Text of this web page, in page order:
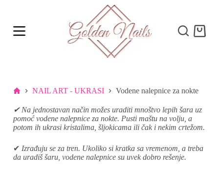
p
PočetnaNAIL ART - UKRASI Vodene nalepnice za nokte
✔ Na jednostavan način možes uraditi mnoštvo lepih šara uz
pomoć vodene nalepnice za nokte. Pusti maštu na volju, a
potom ih ukrasi kristalima, šljokicama ili čak i nekim crtežom.
✔ Izrađuju se za tren. Ukoliko si kratka sa vremenom, a treba
da uradiš šaru, vodene nalepnice su uvek dobro rešenje.